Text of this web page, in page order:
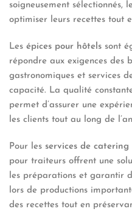
soigneusement sélectionnés,
optimiser leurs recettes tout
Les épices pour hôtels sont
répondre aux exigences des
gastronomiques et services
capacité. La qualité
permet d’assurer une
les clients tout au long de
Pour les services de
pour traiteurs offrent une
les préparations et garantir
lors de productions
des recettes tout en